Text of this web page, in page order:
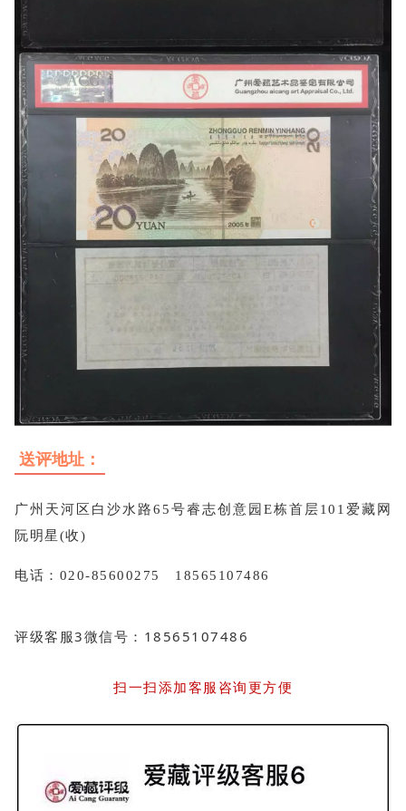
送评地址：
广州天河区白沙水路65号睿志创意园E栋首层101爱藏网
阮明星(收)
电话：020-85600275 18565107486
评级客服3微信号：18565107486
扫一扫添加客服咨询更方便